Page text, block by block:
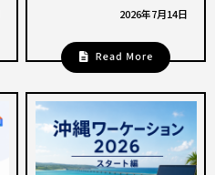
2026年7月14日